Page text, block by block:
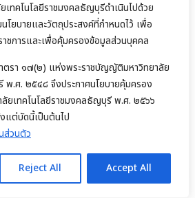
เทคโนโลยีราชมงคลธัญบุรีดำเนินไปด้วย
โยบายและวัตถุประสงค์ที่กำหนดไว้ เพื่อ
ชการและเพื่อคุ้มครองข้อมูลส่วนบุคคล
าตรา ๑๗(๒) แห่งพระราชบัญญัติมหาวิทยาลัย
พ.ศ. ๒๕๔๘ จึงประกาศนโยบายคุ้มครอง
ยเทคโนโลยีราชมงคลธัญบุรี พ.ศ. ๒๕๖๖
แต่บัดนี้เป็นต้นไป
ส่วนตัว
Reject All Accept All
Guru เติมพลังผู้นำยุคใหม่ ผ่านการบรรยายพิเศษ
for Executive”